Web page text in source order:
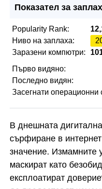
Показател за
Popularity Rank:
Ниво на заплаха:
Заразени компютри:
Първо видяно:
Последно видян:
Засегнати операционни
В днешната
сърфиране в
значение. Измамните
маскират като
експлоатират